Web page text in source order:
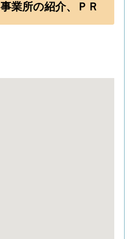
事業所の紹介、ＰＲ